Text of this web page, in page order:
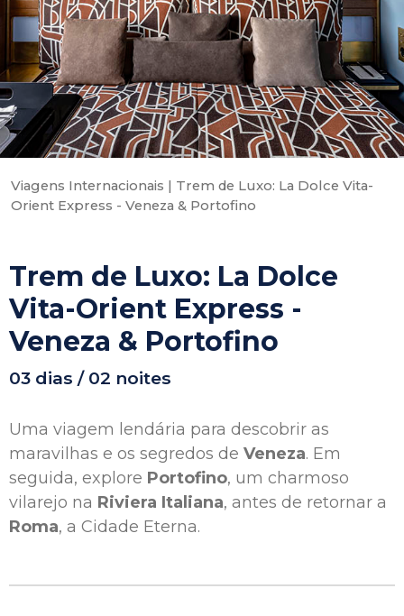
Viagens Internacionais | Trem de Luxo: La Dolce Vita-
Orient Express - Veneza & Portofino
Trem de Luxo: La Dolce
Vita-Orient Express -
Veneza & Portofino
03 dias / 02 noites
Uma viagem lendária para descobrir as
maravilhas e os segredos de Veneza. Em
seguida, explore Portofino, um charmoso
vilarejo na Riviera Italiana, antes de retornar a
Roma, a Cidade Eterna.